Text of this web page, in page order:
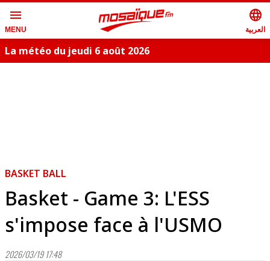
menu
MENU
language
العربية
La météo du jeudi 6 août 2026
BASKET BALL
Basket - Game 3: L'ESS
s'impose face à l'USMO
2026/03/19 17:48